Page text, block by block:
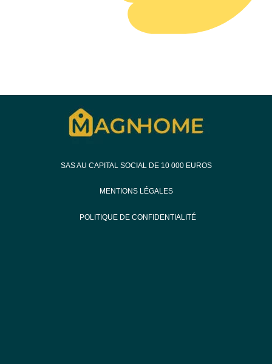
SAS AU CAPITAL SOCIAL DE 10 000 EUROS
MENTIONS LÉGALES
POLITIQUE DE CONFIDENTIALITÉ